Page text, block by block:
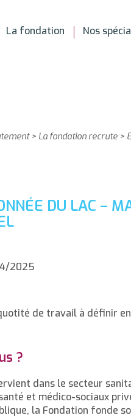
La fondation Nos
> La fondation recrute >
DU LAC –
2025
de travail à définir
?
dans le secteur
et médico-sociaux
la Fondation fonde